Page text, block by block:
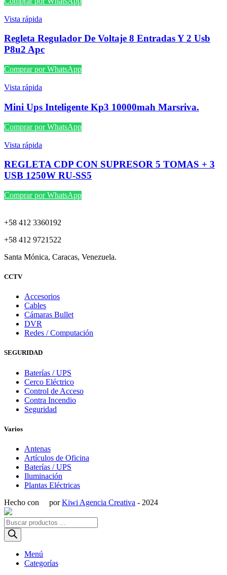
Vista rápida
Regleta Regulador De Voltaje 8 Entradas Y 2 Usb
P8u2 Apc
Comprar por WhatsApp
Vista rápida
Mini Ups Inteligente Kp3 10000mah Marsriva.
Comprar por WhatsApp
Vista rápida
REGLETA CDP CON SUPRESOR 5 TOMAS + 3
USB 1250W RU-SS5
Comprar por WhatsApp
+58 412 3360192
+58 412 9721522
Santa Mónica, Caracas, Venezuela.
CCTV
Accesorios
Cables
Cámaras Bullet
DVR
Redes / Computación
SEGURIDAD
Baterías / UPS
Cerco Eléctrico
Control de Acceso
Contra Incendio
Seguridad
Varios
Antenas
Artículos de Oficina
Baterías / UPS
Iluminación
Plantas Eléctricas
Hecho con
porKiwi Agencia Creativa - 2024
Búsqueda
de
productos
Menú
Categorías